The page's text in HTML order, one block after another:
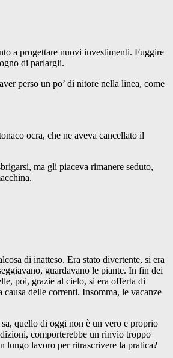
a progettare nuovi investimenti. Fuggire
di parlargli.
perso un po’ di nitore nella linea, come
ocra, che ne aveva cancellato il
ma gli piaceva rimanere seduto,
di inatteso. Era stato divertente, si era
guardavano le piante. In fin dei
poi, grazie al cielo, si era offerta di
delle correnti. Insomma, le vacanze
quello di oggi non è un vero e proprio
comporterebbe un rinvio troppo
lungo lavoro per ritrascrivere la pratica?